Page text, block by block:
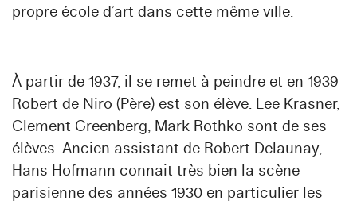
propre école d’art dans cette même ville.
À partir de 1937, il se remet à peindre et en 1939
Robert de Niro (Père) est son élève. Lee Krasner,
Clement Greenberg, Mark Rothko sont de ses
élèves. Ancien assistant de Robert Delaunay,
Hans Hofmann connait très bien la scène
parisienne des années 1930 en particulier les